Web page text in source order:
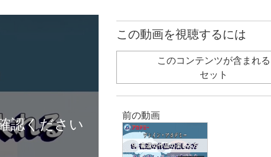
認ください
この動画を視聴するには
このコンテンツが含まれる
セット
前の動画